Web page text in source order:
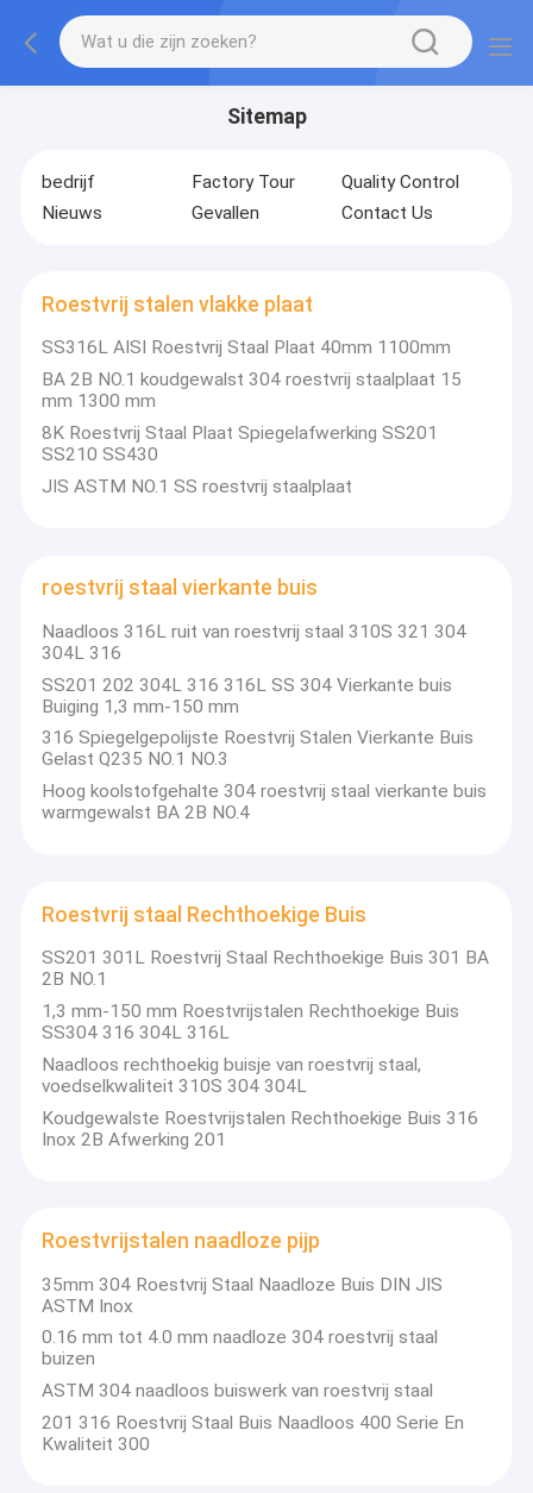
Sitemap
bedrijf Factory Tour
Quality Control
Nieuws
Gevallen Contact Us
Roestvrij stalen vlakke plaat
SS316L AISI Roestvrij Staal Plaat 40mm 1100mm
BA 2B NO.1 koudgewalst 304 roestvrij staalplaat 15
mm 1300 mm
8K Roestvrij Staal Plaat Spiegelafwerking SS201
SS210 SS430
JIS ASTM NO.1 SS roestvrij staalplaat
roestvrij staal vierkante buis
Naadloos 316L ruit van roestvrij staal 310S 321 304
304L 316
SS201 202 304L 316 316L SS 304 Vierkante buis
Buiging 1,3 mm-150 mm
316 Spiegelgepolijste Roestvrij Stalen Vierkante Buis
Gelast Q235 NO.1 NO.3
Hoog koolstofgehalte 304 roestvrij staal vierkante buis
warmgewalst BA 2B NO.4
Roestvrij staal Rechthoekige Buis
SS201 301L Roestvrij Staal Rechthoekige Buis 301 BA
2B NO.1
1,3 mm-150 mm Roestvrijstalen Rechthoekige Buis
SS304 316 304L 316L
Naadloos rechthoekig buisje van roestvrij staal,
voedselkwaliteit 310S 304 304L
Koudgewalste Roestvrijstalen Rechthoekige Buis 316
Inox 2B Afwerking 201
Roestvrijstalen naadloze pijp
35mm 304 Roestvrij Staal Naadloze Buis DIN JIS
ASTM Inox
0.16 mm tot 4.0 mm naadloze 304 roestvrij staal
buizen
ASTM 304 naadloos buiswerk van roestvrij staal
201 316 Roestvrij Staal Buis Naadloos 400 Serie En
Kwaliteit 300